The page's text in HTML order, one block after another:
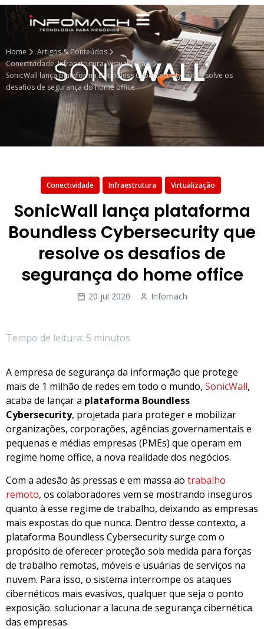
Home
Artigos & Conteúdos
Conectividade,Infraestrutura,Virtualização
SonicWall lança plataforma Boundless Cybersecurity que resolve os
desafios de segurança do home office
Conectividade Infraestrutura Virtualização
SonicWall lança plataforma
Boundless Cybersecurity que
resolve os desafios de
segurança do home office
20 jul 2020 Infomach
Tempo de leitura: 5 minutos
A empresa de segurança da informação que protege
mais de 1 milhão de redes em todo o mundo, SonicWall,
acaba de lançar a plataforma Boundless
Cybersecurity, projetada para proteger e mobilizar
organizações, corporações, agências governamentais e
pequenas e médias empresas (PMEs) que operam em
regime home office, a nova realidade dos negócios.
Com a adesão às pressas e em massa ao trabalho
remoto, os colaboradores vem se mostrando inseguros
quanto à esse regime de trabalho, deixando as empresas
mais expostas do que nunca. Dentro desse contexto, a
plataforma Boundless Cybersecurity surge com o
propósito de oferecer proteção sob medida para forças
de trabalho remotas, móveis e usuárias de serviços na
nuvem. Para isso, o sistema interrompe os ataques
cibernéticos mais evasivos, qualquer que seja o ponto
exposição. solucionar a lacuna de segurança cibernética
das empresas.